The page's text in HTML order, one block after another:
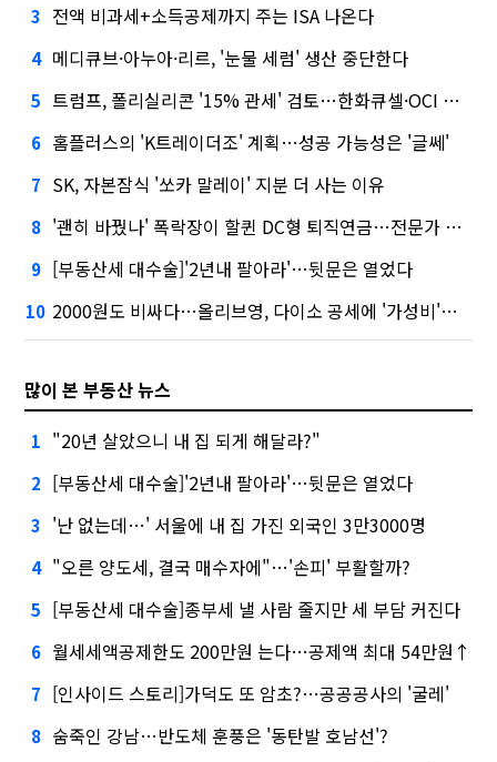
3 전액 비과세+소득공제까지 주는 ISA 나온다
4 메디큐브·아누아·리르, '눈물 세럼' 생산 중단한다
5 트럼프, 폴리실리콘 '15% 관세' 검토…한화큐셀·OCI 영향은?
6 홈플러스의 'K트레이더조' 계획…성공 가능성은 '글쎄'
7 SK, 자본잠식 '쏘카 말레이' 지분 더 사는 이유
8 '괜히 바꿨나' 폭락장이 할퀸 DC형 퇴직연금…전문가 조언은
9 [부동산세 대수술]'2년내 팔아라'…뒷문은 열었다
10 2000원도 비싸다…올리브영, 다이소 공세에 '가성비'로 맞불
많이 본 부동산 뉴스
1 "20년 살았으니 내 집 되게 해달라?"
2 [부동산세 대수술]'2년내 팔아라'…뒷문은 열었다
3 '난 없는데…' 서울에 내 집 가진 외국인 3만3000명
4 "오른 양도세, 결국 매수자에"…'손피' 부활할까?
5 [부동산세 대수술]종부세 낼 사람 줄지만 세 부담 커진다
6 월세세액공제한도 200만원 는다…공제액 최대 54만원↑
7 [인사이드 스토리]가덕도 또 암초?…공공공사의 '굴레'
8 숨죽인 강남…반도체 훈풍은 '동탄발 호남선'?